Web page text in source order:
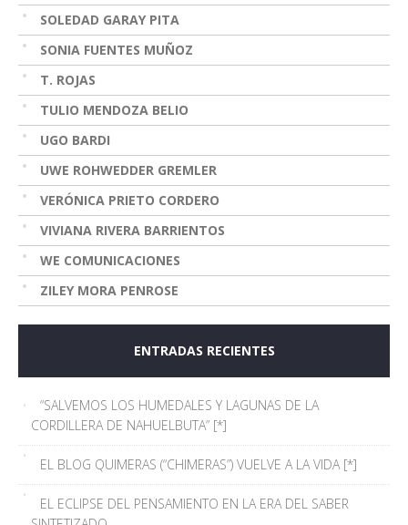
SOLEDAD GARAY PITA
SONIA FUENTES MUÑOZ
T. ROJAS
TULIO MENDOZA BELIO
UGO BARDI
UWE ROHWEDDER GREMLER
VERÓNICA PRIETO CORDERO
VIVIANA RIVERA BARRIENTOS
WE COMUNICACIONES
ZILEY MORA PENROSE
ENTRADAS RECIENTES
“SALVEMOS LOS HUMEDALES Y LAGUNAS DE LA
CORDILLERA DE NAHUELBUTA” [*]
EL BLOG QUIMERAS (“CHIMERAS”) VUELVE A LA VIDA [*]
EL ECLIPSE DEL PENSAMIENTO EN LA ERA DEL SABER